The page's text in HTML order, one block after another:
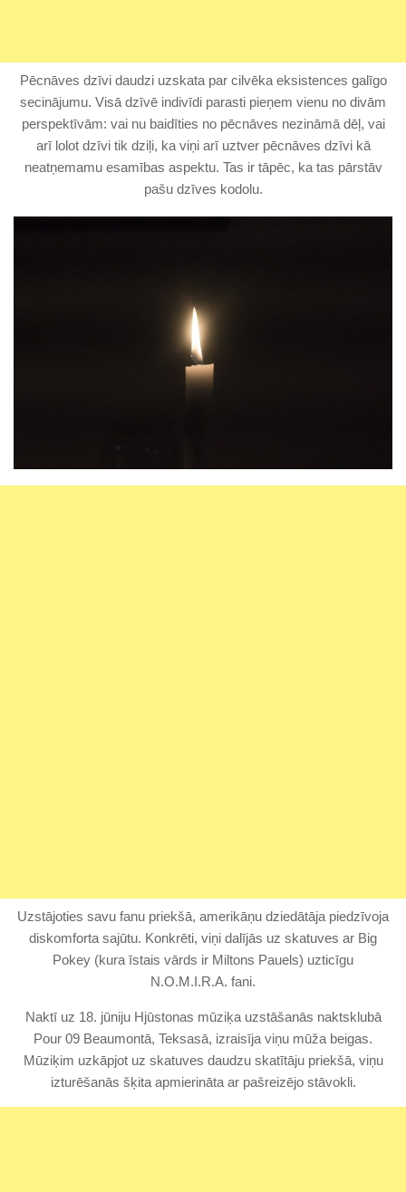
Pēcnāves dzīvi daudzi uzskata par cilvēka eksistences galīgo
secinājumu. Visā dzīvē indivīdi parasti pieņem vienu no divām
perspektīvām: vai nu baidīties no pēcnāves nezināmā dēļ, vai
arī lolot dzīvi tik dziļi, ka viņi arī uztver pēcnāves dzīvi kā
neatņemamu esamības aspektu. Tas ir tāpēc, ka tas pārstāv
pašu dzīves kodolu.
Uzstājoties savu fanu priekšā, amerikāņu dziedātāja piedzīvoja
diskomforta sajūtu. Konkrēti, viņi dalījās uz skatuves ar Big
Pokey (kura īstais vārds ir Miltons Pauels) uzticīgu
N.O.M.I.R.A. fani.
Naktī uz 18. jūniju Hjūstonas mūziķa uzstāšanās naktsklubā
Pour 09 Beaumontā, Teksasā, izraisīja viņu mūža beigas.
Mūziķim uzkāpjot uz skatuves daudzu skatītāju priekšā, viņu
izturēšanās šķita apmierināta ar pašreizējo stāvokli.